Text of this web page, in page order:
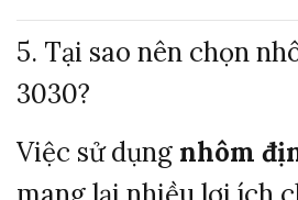
5. Tại sao nên chọn
3030?
Việc sử dụng nhôm